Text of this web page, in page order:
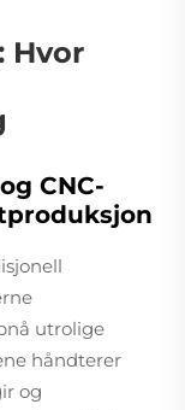
Hvor
CNC-
utrolige
håndterer
og